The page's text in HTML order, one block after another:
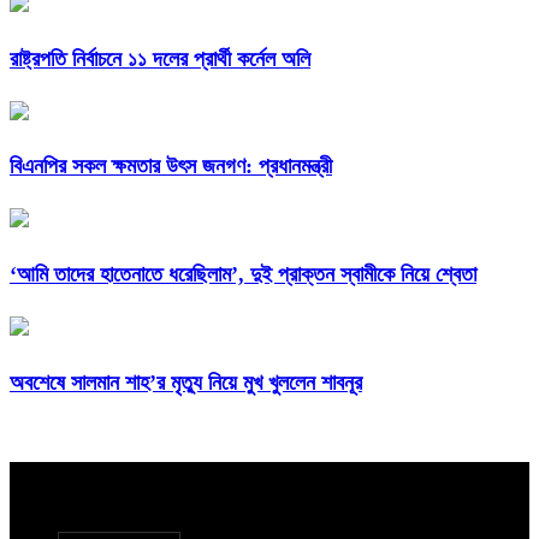
রাষ্ট্রপতি নির্বাচনে ১১ দলের প্রার্থী কর্নেল অলি
বিএনপির সকল ক্ষমতার উৎস জনগণ: প্রধানমন্ত্রী
‘আমি তাদের হাতেনাতে ধরেছিলাম’, দুই প্রাক্তন স্বামীকে নিয়ে শ্বেতা
অবশেষে সালমান শাহ’র মৃত্যু নিয়ে মুখ খুললেন শাবনূর